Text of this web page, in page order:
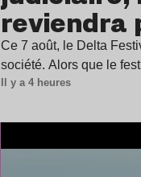
reviendra
Ce 7 août, le Delta
société. Alors que le
Il y a 4 heures